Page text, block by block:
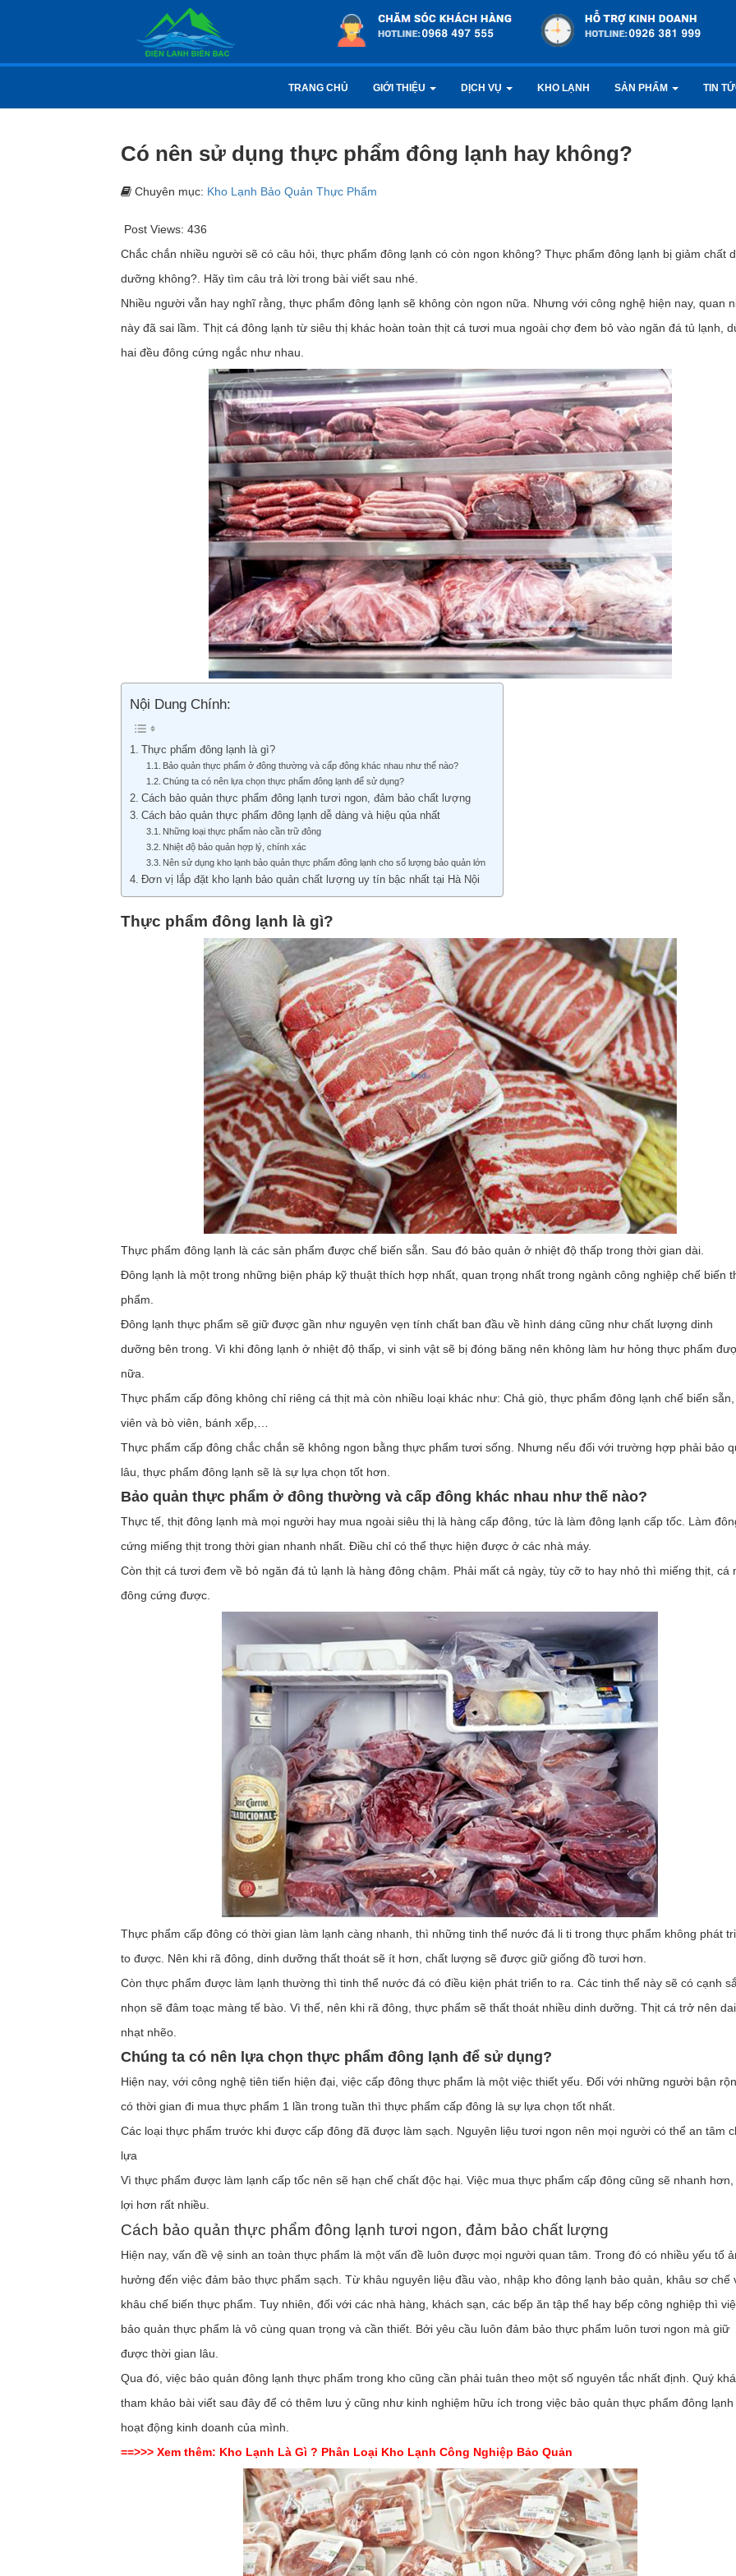
TRANG CHỦ GIỚI THIỆU DỊCH VỤ KHO LẠNH SẢN PHẨM TIN
Có nên sử dụng thực phẩm đông lạnh hay không?
Chuyên mục: Kho Lạnh Bảo Quản Thực Phẩm
Post Views: 436
Chắc chắn nhiều người sẽ có câu hỏi, thực phẩm đông lạnh có còn ngon không? Thực phẩm đông lạnh bị giảm chất
dưỡng không?. Hãy tìm câu trả lời trong bài viết sau nhé.
Nhiều người vẫn hay nghĩ rằng, thực phẩm đông lạnh sẽ không còn ngon nữa. Nhưng với công nghệ hiện nay, quan
này đã sai lầm. Thịt cá đông lạnh từ siêu thị khác hoàn toàn thịt cá tươi mua ngoài chợ đem bỏ vào ngăn đá tủ lạnh,
hai đều đông cứng ngắc như nhau.
Nội Dung Chính:
Thực phẩm đông lạnh là gì?
Bảo quản thực phẩm ở đông thường và cấp đông khác nhau như thế nào?
Chúng ta có nên lựa chọn thực phẩm đông lạnh để sử dụng?
Cách bảo quản thực phẩm đông lạnh tươi ngon, đảm bảo chất lượng
Cách bảo quản thực phẩm đông lạnh dễ dàng và hiệu qủa nhất
Những loại thực phẩm nào cần trữ đông
Nhiệt độ bảo quản hợp lý, chính xác
Nên sử dụng kho lạnh bảo quản thực phẩm đông lạnh cho số lượng bảo quản lớn
Đơn vị lắp đặt kho lạnh bảo quản chất lượng uy tín bậc nhất tại Hà Nội
Thực phẩm đông lạnh là gì?
Thực phẩm đông lạnh là các sản phẩm được chế biến sẵn. Sau đó bảo quản ở nhiệt độ thấp trong thời gian dài.
Đông lạnh là một trong những biện pháp kỹ thuật thích hợp nhất, quan trọng nhất trong ngành công nghiệp chế biến
phẩm.
Đông lạnh thực phẩm sẽ giữ được gần như nguyên vẹn tính chất ban đầu về hình dáng cũng như chất lượng dinh
dưỡng bên trong. Vì khi đông lạnh ở nhiệt độ thấp, vi sinh vật sẽ bị đóng băng nên không làm hư hỏng thực phẩm
nữa.
Thực phẩm cấp đông không chỉ riêng cá thịt mà còn nhiều loại khác như: Chả giò, thực phẩm đông lạnh chế biến sẵn,
viên và bò viên, bánh xếp,…
Thực phẩm cấp đông chắc chắn sẽ không ngon bằng thực phẩm tươi sống. Nhưng nếu đối với trường hợp phải bảo
lâu, thực phẩm đông lạnh sẽ là sự lựa chọn tốt hơn.
Bảo quản thực phẩm ở đông thường và cấp đông khác nhau như thế nào?
Thực tế, thịt đông lạnh mà mọi người hay mua ngoài siêu thị là hàng cấp đông, tức là làm đông lạnh cấp tốc. Làm
cứng miếng thịt trong thời gian nhanh nhất. Điều chỉ có thể thực hiện được ở các nhà máy.
Còn thịt cá tươi đem về bỏ ngăn đá tủ lạnh là hàng đông chậm. Phải mất cả ngày, tùy cỡ to hay nhỏ thì miếng thịt, cá
đông cứng được.
Thực phẩm cấp đông có thời gian làm lạnh càng nhanh, thì những tinh thể nước đá li ti trong thực phẩm không phát
to được. Nên khi rã đông, dinh dưỡng thất thoát sẽ ít hơn, chất lượng sẽ được giữ giống đồ tươi hơn.
Còn thực phẩm được làm lạnh thường thì tinh thể nước đá có điều kiện phát triển to ra. Các tinh thể này sẽ có cạnh
nhọn sẽ đâm toạc màng tế bào. Vì thế, nên khi rã đông, thực phẩm sẽ thất thoát nhiều dinh dưỡng. Thịt cá trở nên
nhạt nhẽo.
Chúng ta có nên lựa chọn thực phẩm đông lạnh để sử dụng?
Hiện nay, với công nghệ tiên tiến hiện đại, việc cấp đông thực phẩm là một việc thiết yếu. Đối với những người bận
có thời gian đi mua thực phẩm 1 lần trong tuần thì thực phẩm cấp đông là sự lựa chọn tốt nhất.
Các loại thực phẩm trước khi được cấp đông đã được làm sạch. Nguyên liệu tươi ngon nên mọi người có thể an tâm
lựa
Vì thực phẩm được làm lạnh cấp tốc nên sẽ hạn chế chất độc hại. Việc mua thực phẩm cấp đông cũng sẽ nhanh hơn,
lợi hơn rất nhiều.
Cách bảo quản thực phẩm đông lạnh tươi ngon, đảm bảo chất lượng
Hiện nay, vấn đề vệ sinh an toàn thực phẩm là một vấn đề luôn được mọi người quan tâm. Trong đó có nhiều yếu tố
hưởng đến việc đảm bảo thực phẩm sạch. Từ khâu nguyên liệu đầu vào, nhập kho đông lạnh bảo quản, khâu sơ chế
khâu chế biến thực phẩm. Tuy nhiên, đối với các nhà hàng, khách sạn, các bếp ăn tập thể hay bếp công nghiệp thì
bảo quản thực phẩm là vô cùng quan trọng và cần thiết. Bởi yêu cầu luôn đảm bảo thực phẩm luôn tươi ngon mà giữ
được thời gian lâu.
Qua đó, việc bảo quản đông lạnh thực phẩm trong kho cũng cần phải tuân theo một số nguyên tắc nhất định. Quý
tham khảo bài viết sau đây để có thêm lưu ý cũng như kinh nghiệm hữu ích trong việc bảo quản thực phẩm đông lạnh
hoạt động kinh doanh của mình.
==>>> Xem thêm: Kho Lạnh Là Gì ? Phân Loại Kho Lạnh Công Nghiệp Bảo Quản